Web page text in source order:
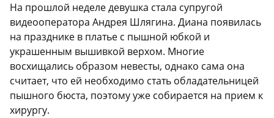
На прошлой неделе девушка стала супругой
видеооператора Андрея Шлягина. Диана появилась
на празднике в платье с пышной юбкой и
украшенным вышивкой верхом. Многие
восхищались образом невесты, однако сама она
считает, что ей необходимо стать обладательницей
пышного бюста, поэтому уже собирается на прием к
хирургу.